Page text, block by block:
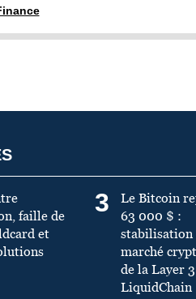
faille de
et
3
Le Bitcoin
63 000 $ :
stabilisation
marché
de la Layer 3
LiquidChain